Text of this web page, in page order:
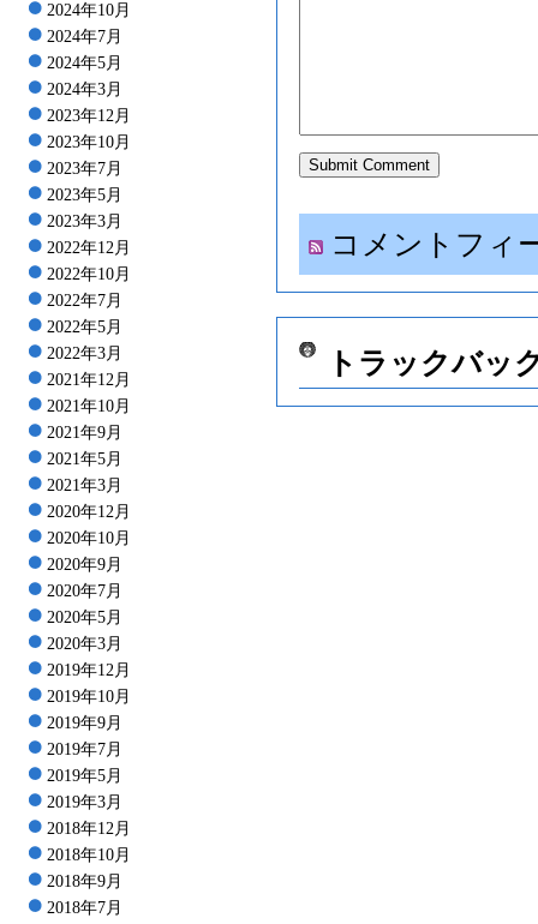
2024年10月
2024年7月
2024年5月
2024年3月
2023年12月
2023年10月
2023年7月
2023年5月
2023年3月
2022年12月
2022年10月
2022年7月
2022年5月
2022年3月
2021年12月
2021年10月
2021年9月
2021年5月
2021年3月
2020年12月
2020年10月
2020年9月
2020年7月
2020年5月
2020年3月
2019年12月
2019年10月
2019年9月
2019年7月
2019年5月
2019年3月
2018年12月
2018年10月
2018年9月
2018年7月
コメントフィ
トラックバッ